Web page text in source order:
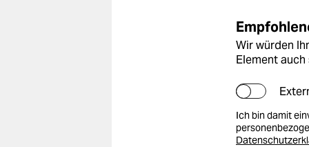
Wir würden
Element auch
Ich bin damit